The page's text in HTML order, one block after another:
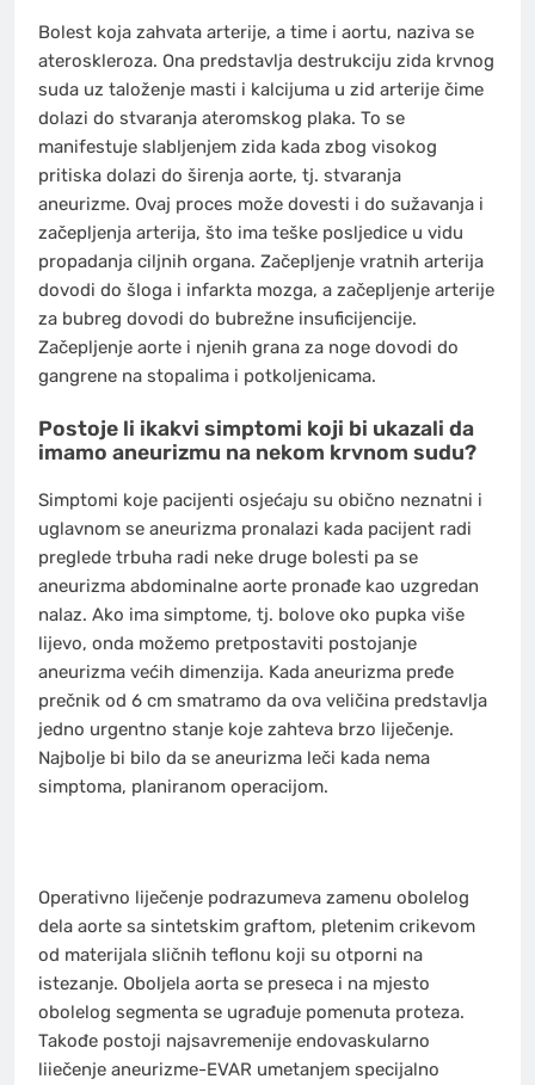
Bolest koja zahvata arterije, a time i aortu, naziva se
ateroskleroza. Ona predstavlja destrukciju zida krvnog
suda uz taloženje masti i kalcijuma u zid arterije čime
dolazi do stvaranja ateromskog plaka. To se
manifestuje slabljenjem zida kada zbog visokog
pritiska dolazi do širenja aorte, tj. stvaranja
aneurizme. Ovaj proces može dovesti i do sužavanja i
začepljenja arterija, što ima teške posljedice u vidu
propadanja ciljnih organa. Začepljenje vratnih arterija
dovodi do šloga i infarkta mozga, a začepljenje arterije
za bubreg dovodi do bubrežne insuficijencije.
Začepljenje aorte i njenih grana za noge dovodi do
gangrene na stopalima i potkoljenicama.
Postoje li ikakvi simptomi koji bi ukazali da
imamo aneurizmu na nekom krvnom sudu?
Simptomi koje pacijenti osjećaju su obično neznatni i
uglavnom se aneurizma pronalazi kada pacijent radi
preglede trbuha radi neke druge bolesti pa se
aneurizma abdominalne aorte pronađe kao uzgredan
nalaz. Ako ima simptome, tj. bolove oko pupka više
lijevo, onda možemo pretpostaviti postojanje
aneurizma većih dimenzija. Kada aneurizma pređe
prečnik od 6 cm smatramo da ova veličina predstavlja
jedno urgentno stanje koje zahteva brzo liječenje.
Najbolje bi bilo da se aneurizma leči kada nema
simptoma, planiranom operacijom.
Operativno liječenje podrazumeva zamenu obolelog
dela aorte sa sintetskim graftom, pletenim crikevom
od materijala sličnih teflonu koji su otporni na
istezanje. Oboljela aorta se preseca i na mjesto
obolelog segmenta se ugrađuje pomenuta proteza.
Takođe postoji najsavremenije endovaskularno
liiečenje aneurizme-EVAR umetanjem specijalno